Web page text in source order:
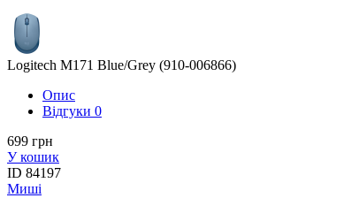
Logitech M171 Blue/Grey (910-006866)
Опис
Вiдгуки 0
699 грн
У кошик
ID 84197
Миші